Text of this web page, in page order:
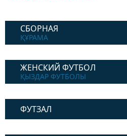
СБОРНАЯ
ҚҰРАМА
ЖЕНСКИЙ ФУТБОЛ
ҚЫЗДАР ФУТБОЛЫ
ФУТЗАЛ